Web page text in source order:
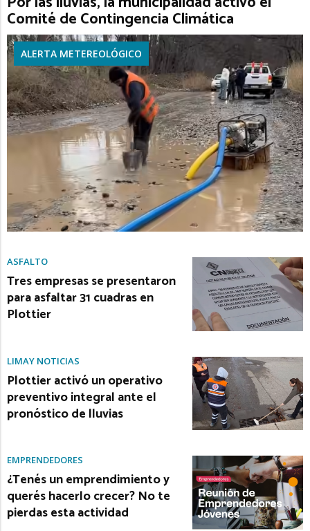
Comité de Contingencia Climática
ALERTA METEREOLÓGICO
ASFALTO
Tres empresas se presentaron
para asfaltar 31 cuadras en
Plottier
LIMAY NOTICIAS
Plottier activó un operativo
preventivo integral ante el
pronóstico de lluvias
EMPRENDEDORES
¿Tenés un emprendimiento y
querés hacerlo crecer? No te
pierdas esta actividad